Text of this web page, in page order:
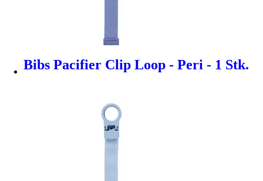
Bibs Pacifier Clip Loop - Peri - 1 Stk.